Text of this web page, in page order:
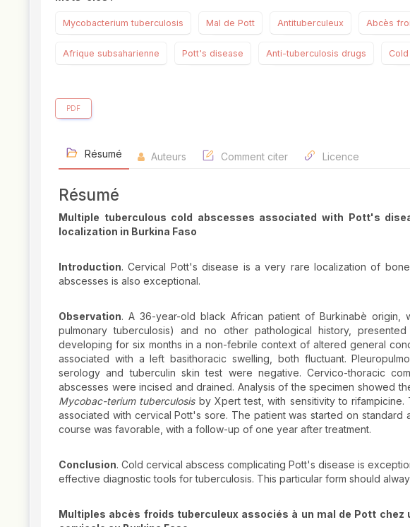
Mycobacterium tuberculosis Mal de Pott Antituberculeux Abcès
Afrique subsaharienne Pott's disease Anti-tuberculosis drugs
PDF
Résumé Auteurs Comment citer Licence
Résumé
Multiple tuberculous cold abscesses associated with Pott's
localization in Burkina Faso
Introduction. Cervical Pott's disease is a very rare localization of
abscesses is also exceptional.
Observation. A 36-year-old black African patient of Burkinabè origin,
pulmonary tuberculosis) and no other pathological history,
developing for six months in a non-febrile context of altered general
associated with a left basithoracic swelling, both fluctuant.
serology and tuberculin skin test were negative. Cervico-thoracic
abscesses were incised and drained. Analysis of the specimen showed
Mycobac-terium tuberculosisby Xpert test, with sensitivity to rifampicine.
associated with cervical Pott's sore. The patient was started on standard
course was favorable, with a follow-up of one year after treatment.
Conclusion. Cold cervical abscess complicating Pott's disease is
effective diagnostic tools for tuberculosis. This particular form should
Multiples abcès froids tuberculeux associés à un mal de Pott